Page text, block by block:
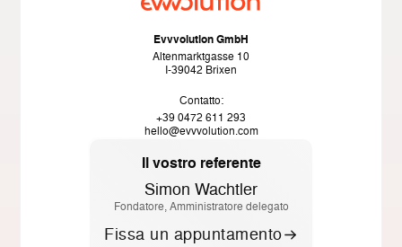
Evvvolution GmbH
Altenmarktgasse 10
I-39042 Brixen
Contatto:
+39 0472 611 293
hello@evvvolution.com
Il vostro referente
Simon Wachtler
Fondatore, Amministratore delegato
Fissa un appuntamento